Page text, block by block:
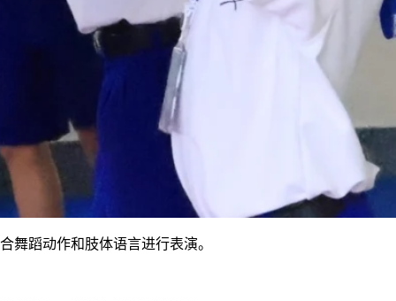
舞蹈动作和肢体语言进行表演。